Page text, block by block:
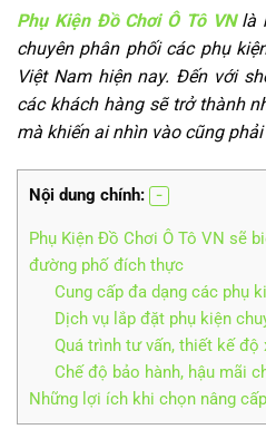
Phụ Kiện Đồ Chơi Ô Tô VNlà
chuyên phân phối các phụ
Việt Nam hiện nay. Đến với
các khách hàng sẽ trở thành
mà khiến ai nhìn vào cũng
Nội dung chính:
Phụ Kiện Đồ Chơi Ô Tô VN sẽ
đường phố đích thực
Cung cấp đa dạng các phụ
Dịch vụ lắp đặt phụ kiện
Quá trình tư vấn, thiết kế độ
Chế độ bảo hành, hậu mãi
Những lợi ích khi chọn nâng